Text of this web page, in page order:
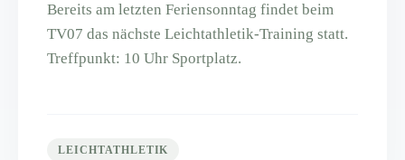
Bereits am letzten Feriensonntag findet beim
TV07 das nächste Leichtathletik-Training statt.
Treffpunkt: 10 Uhr Sportplatz.
LEICHTATHLETIK